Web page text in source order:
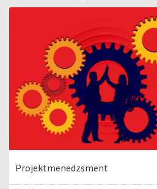
Projektmenedzsment